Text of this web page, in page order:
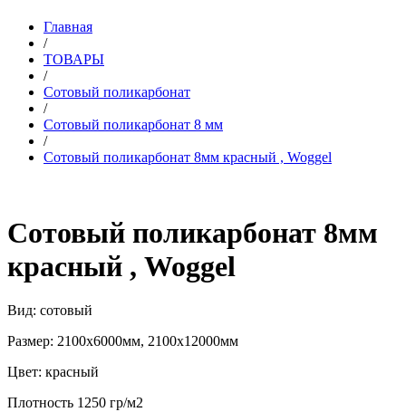
Главная
/
ТОВАРЫ
/
Сотовый поликарбонат
/
Сотовый поликарбонат 8 мм
/
Сотовый поликарбонат 8мм красный , Woggel
Сотовый поликарбонат 8мм
красный , Woggel
Вид: сотовый
Размер: 2100х6000мм, 2100х12000мм
Цвет: красный
Плотность 1250 гр/м2